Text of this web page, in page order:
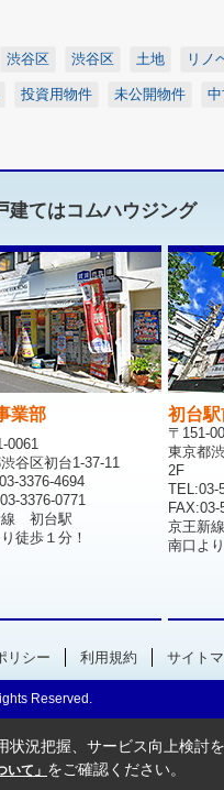
渋谷区 渋谷区 土地 リノ
投資用物件 未公開物件
建てはコムハウジング
業部
0061
谷区初台1-37-11
3376-4694
3376-0771
線 初台駅
徒歩１分！
初台
〒151-
東京都
2F
TEL:03-
FAX:03-
京王新
南口よ
リシー 利用規約 サイト
Reserved.
状況把握、サービス向上検討
いて」 をご確認ください。